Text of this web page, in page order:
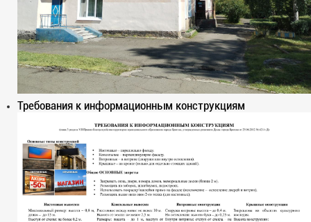
Требования к информационным конструкциям